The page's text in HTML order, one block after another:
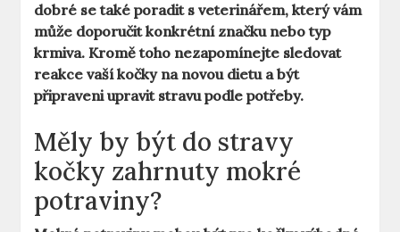
dobré se také poradit s veterinářem, který vám
může doporučit konkrétní značku nebo typ
krmiva. Kromě toho nezapomínejte sledovat
reakce vaší kočky na novou dietu a být
připraveni upravit stravu podle potřeby.
Měly by být do stravy
kočky zahrnuty mokré
potraviny?